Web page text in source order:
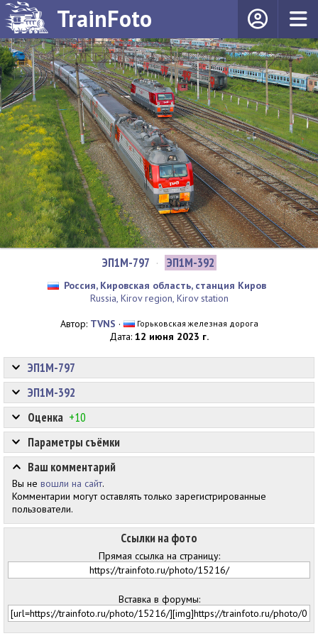
TrainFoto
ЭП1М-797 · ЭП1М-392
Россия, Кировская область, станция Киров
Russia, Kirov region, Kirov station
Автор: TVNS · Горьковская железная дорога
Дата: 12 июня 2023 г.
Оценка +10
Ссылки на фото
Прямая ссылка на страницу:
Вставка в форумы:
ЭП1М-797
ЭП1М-392
Параметры съёмки
Ваш комментарий
Вы не вошли на сайт.
Комментарии могут оставлять только зарегистрированные
пользователи.